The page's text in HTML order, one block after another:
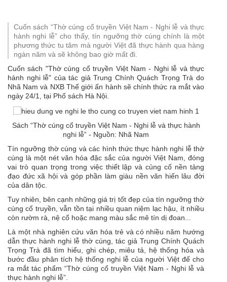
Cuốn sách “Thờ cúng cổ truyền Việt Nam - Nghi lễ và thực
hành nghi lễ” cho thấy, tín ngưỡng thờ cúng chính là một
phương thức tu tâm mà người Việt đã thực hành qua hàng
ngàn năm và sẽ không bao giờ mất đi.
Cuốn sách "Thờ cúng cổ truyền Việt Nam - Nghi lễ và thực
hành nghi lễ" của tác giả Trung Chính Quách Trọng Trà do
Nhã Nam và NXB Thế giới ấn hành sẽ chính thức ra mắt vào
ngày 24/1, tại Phố sách Hà Nội.
Sách “Thờ cúng cổ truyền Việt Nam - Nghi lễ và thực hành
nghi lễ” - Nguồn: Nhã Nam
Tín ngưỡng thờ cúng và các hình thức thực hành nghi lễ thờ
cúng là một nét văn hóa đặc sắc của người Việt Nam, đóng
vai trò quan trọng trong việc thiết lập và củng cố nền tảng
đạo đức xã hội và góp phần làm giàu nền văn hiến lâu đời
của dân tộc.
Tuy nhiên, bên cạnh những giá trị tốt đẹp của tín ngưỡng thờ
cúng cổ truyền, vẫn tồn tại nhiều quan niệm lạc hậu, ít nhiều
còn rườm rà, nệ cổ hoặc mang màu sắc mê tín dị đoan...
Là một nhà nghiên cứu văn hóa trẻ và có nhiều năm hướng
dẫn thực hành nghi lễ thờ cúng, tác giả Trung Chính Quách
Trọng Trà đã tìm hiểu, ghi chép, miêu tả, hệ thống hóa và
bước đầu phân tích hệ thống nghi lễ của người Việt để cho
ra mắt tác phẩm “Thờ cúng cổ truyền Việt Nam - Nghi lễ và
thực hành nghi lễ”.